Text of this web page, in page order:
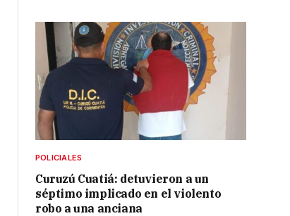
POLICIALES
Curuzú Cuatiá: detuvieron a un
séptimo implicado en el violento
robo a una anciana